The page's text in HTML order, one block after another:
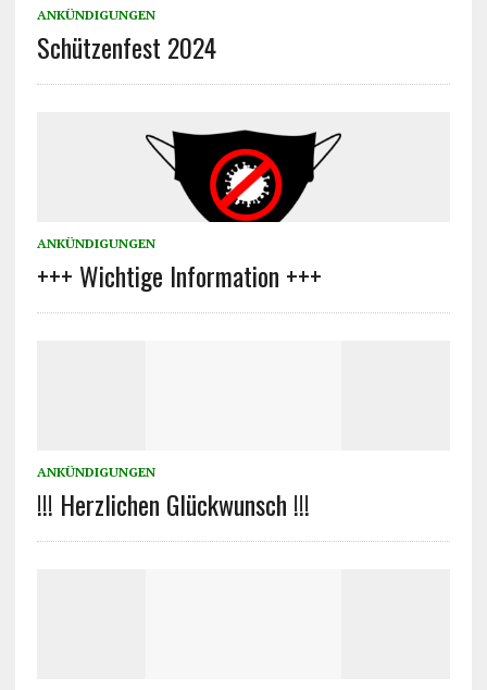
ANKÜNDIGUNGEN
Schützenfest 2024
ANKÜNDIGUNGEN
+++ Wichtige Information +++
ANKÜNDIGUNGEN
!!! Herzlichen Glückwunsch !!!